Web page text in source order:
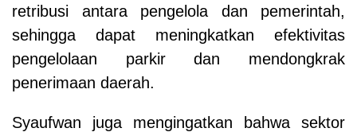
retribusi antara pengelola dan pemerintah,
sehingga dapat meningkatkan efektivitas
pengelolaan parkir dan mendongkrak
penerimaan daerah.
Syaufwan juga mengingatkan bahwa sektor